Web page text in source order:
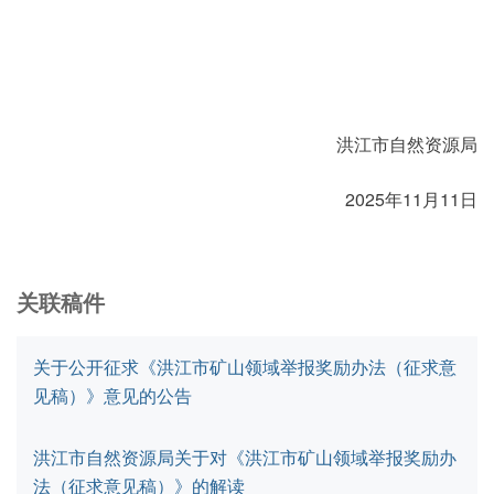
洪江市自然资源局
2025年11月11日
关联稿件
关于公开征求《洪江市矿山领域举报奖励办法（征求意
见稿）》意见的公告
洪江市自然资源局关于对《洪江市矿山领域举报奖励办
法（征求意见稿）》的解读